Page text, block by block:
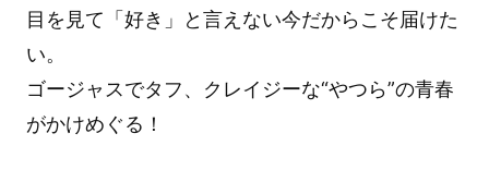
目を見て「好き」と言えない今だからこそ届けた
い。
ゴージャスでタフ、クレイジーな“やつら”の青春
がかけめぐる！